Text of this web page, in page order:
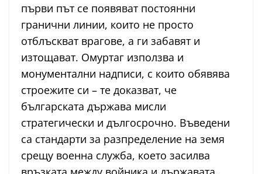
първи път се появяват постоянни
гранични линии, които не просто
отблъскват врагове, а ги забавят и
изтощават. Омуртаг използва и
монументални надписи, с които обявява
строежите си – те доказват, че
българската държава мисли
стратегически и дългосрочно. Въведени
са стандарти за разпределение на земя
срещу военна служба, което засилва